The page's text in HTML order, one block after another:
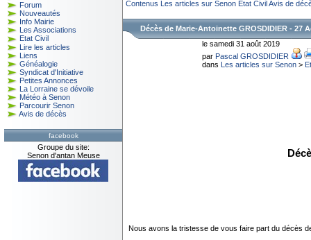
Forum
Nouveautés
Info Mairie
Les Associations
Etat Civil
Lire les articles
Liens
Généalogie
Syndicat d'Initiative
Petites Annonces
La Lorraine se dévoile
Météo à Senon
Parcourir Senon
Avis de décès
facebook
Groupe du site:
Senon d'antan Meuse
Contenus Les articles sur Senon Etat CivilAvis de
Décès de Marie-Antoinette GROSDIDIER - 27
le samedi 31 août 2019
par Pascal GROSDIDIER
dans Les articles sur Senon >
Nous avons la tristesse de vous faire part du décès